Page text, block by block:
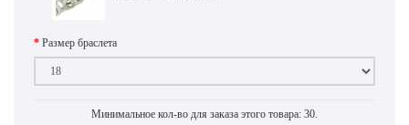
Размер браслета
Минимальное кол-во для заказа этого товара: 30.